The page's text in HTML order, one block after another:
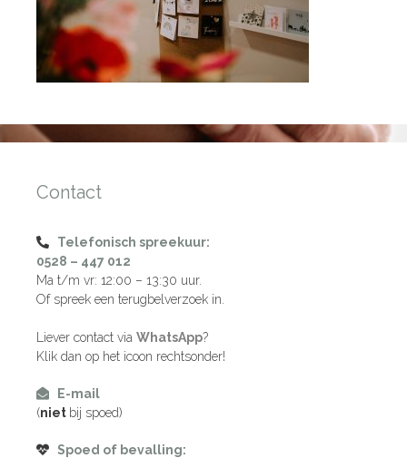
Contact
Telefonisch spreekuur:
0528 – 447 012
Ma t/m vr: 12:00 – 13:30 uur.
Of spreek een terugbelverzoek in.
Liever contact via WhatsApp?
Klik dan op het icoon rechtsonder!
E-mail
(niet bij spoed)
Spoed of bevalling: